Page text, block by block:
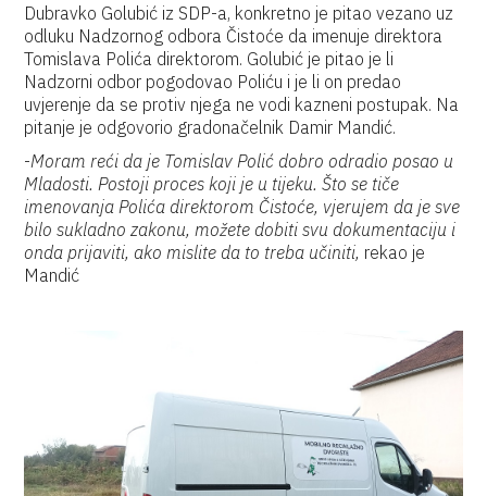
Dubravko Golubić iz SDP-a, konkretno je pitao vezano uz
odluku Nadzornog odbora Čistoće da imenuje direktora
Tomislava Polića direktorom. Golubić je pitao je li
Nadzorni odbor pogodovao Poliću i je li on predao
uvjerenje da se protiv njega ne vodi kazneni postupak. Na
pitanje je odgovorio gradonačelnik Damir Mandić.
-Moram reći da je Tomislav Polić dobro odradio posao u
Mladosti. Postoji proces koji je u tijeku. Što se tiče
imenovanja Polića direktorom Čistoće, vjerujem da je sve
bilo sukladno zakonu, možete dobiti svu dokumentaciju i
onda prijaviti, ako mislite da to treba učiniti, rekao je
Mandić